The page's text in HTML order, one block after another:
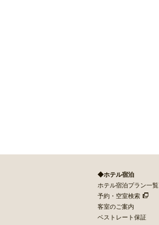
◆ホテル宿泊
ホテル宿泊プラン一覧
予約・空室検索
客室のご案内
ベストレート保証